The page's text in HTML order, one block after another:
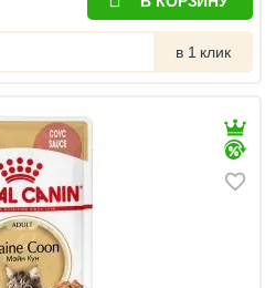
в 1 клик